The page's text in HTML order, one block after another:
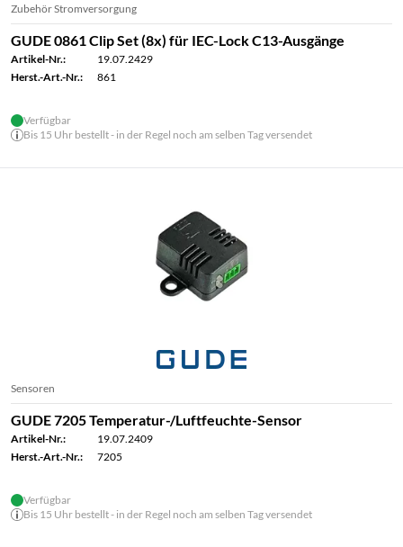
Zubehör Stromversorgung
GUDE 0861 Clip Set (8x) für IEC-Lock C13-Ausgänge
Artikel-Nr.:
19.07.2429
Herst.-Art.-Nr.:
861
Verfügbar
Bis 15 Uhr bestellt - in der Regel noch am selben Tag versendet
Sensoren
GUDE 7205 Temperatur-/Luftfeuchte-Sensor
Artikel-Nr.:
19.07.2409
Herst.-Art.-Nr.:
7205
Verfügbar
Bis 15 Uhr bestellt - in der Regel noch am selben Tag versendet